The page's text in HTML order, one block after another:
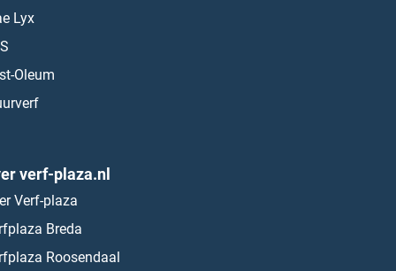
Lyx
Oleum
verf-plaza.nl
Verf-plaza
Breda
Roosendaal